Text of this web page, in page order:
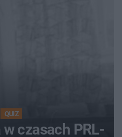
QUIZ
w czasach PRL-